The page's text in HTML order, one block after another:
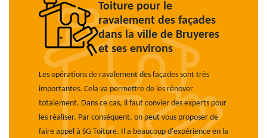
Toiture pour le
ravalement des façades
dans la ville de Bruyeres
et ses environs
Les opérations de ravalement des façades sont très
importantes. Cela va permettre de les rénover
totalement. Dans ce cas, il faut convier des experts pour
les réaliser. Par conséquent, on peut vous proposer de
faire appel à SG Toiture. Il a beaucoup d'expérience en la